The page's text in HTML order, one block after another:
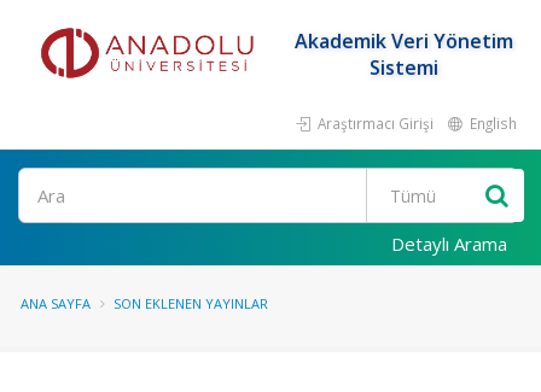
Akademik Veri Yönetim
Sistemi
Araştırmacı Girişi English
Ara
Detaylı Arama
ANA SAYFA SON EKLENEN YAYINLAR